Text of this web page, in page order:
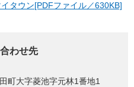
イタウン[PDFファイル／630KB]
わせ先
町大字菱池字元林1番地1